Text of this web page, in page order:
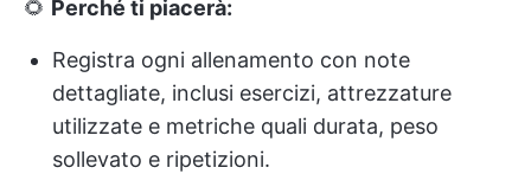
🌻 Perché ti piacerà:
Registra ogni allenamento con note
dettagliate, inclusi esercizi, attrezzature
utilizzate e metriche quali durata, peso
sollevato e ripetizioni.